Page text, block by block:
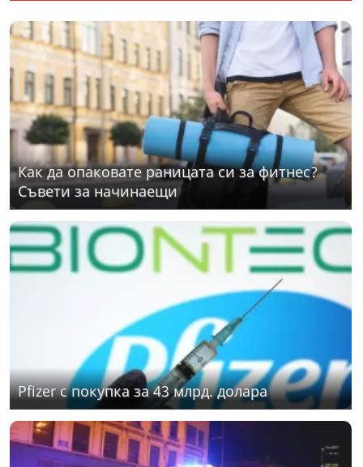
Как да опаковате раницата си за фитнес?
Съвети за начинаещи
Pfizer с покупка за 43 млрд. долара